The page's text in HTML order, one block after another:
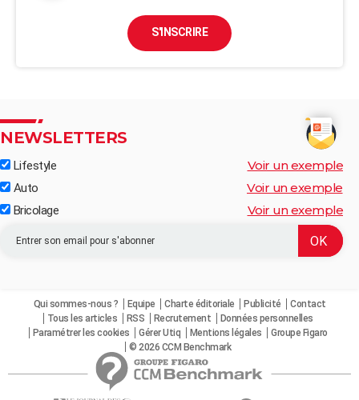
S'INSCRIRE
NEWSLETTERS
Lifestyle Voir un exemple
Auto Voir un exemple
Bricolage Voir un exemple
Qui sommes-nous ? Equipe Charte éditoriale Publicité
Contact
Tous les articles
RSS Recrutement
Données personnelles
Paramétrer les cookies
Gérer Utiq Mentions légales
Groupe Figaro
© 2026 CCM Benchmark